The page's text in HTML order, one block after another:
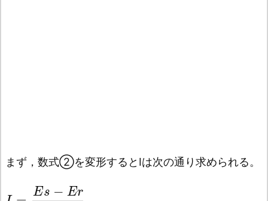
まず，数式➁を変形するとIは次の通り求められる。
Es − Er